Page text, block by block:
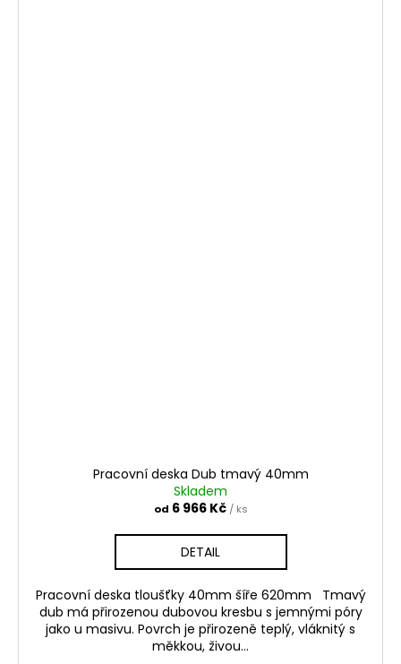
Pracovní deska Dub tmavý 40mm
Skladem
od 6 966 Kč / ks
DETAIL
Pracovní deska tloušťky 40mm šíře 620mm Tmavý
dub má přirozenou dubovou kresbu s jemnými póry
jako u masivu. Povrch je přirozeně teplý, vláknitý s
měkkou, živou...